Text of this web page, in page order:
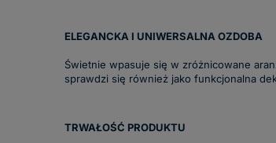
ELEGANCKA I UNIWERSALNA OZDOBA
Świetnie wpasuje się w zróżnicowane
sprawdzi się również jako funkcjonalna
TRWAŁOŚĆ PRODUKTU